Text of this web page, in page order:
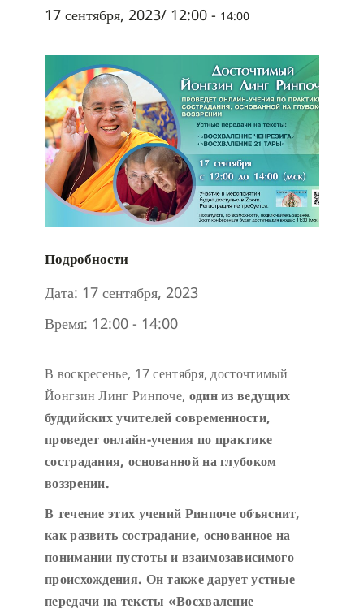
17 сентября, 2023/ 12:00 - 14:00
Подробности
Дата: 17 сентября, 2023
Время: 12:00 - 14:00
В воскресенье, 17 сентября, досточтимый
Йонгзин Линг Ринпоче, один из ведущих
буддийских учителей современности,
проведет онлайн-учения по практике
сострадания, основанной на глубоком
воззрении.
В течение этих учений Ринпочеобъяснит,
как развить сострадание, основанное на
понимании пустоты и взаимозависимого
происхождения. Он также даруетустные
передачи на тексты «Восхваление